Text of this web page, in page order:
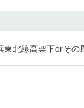
東北線高架下orその